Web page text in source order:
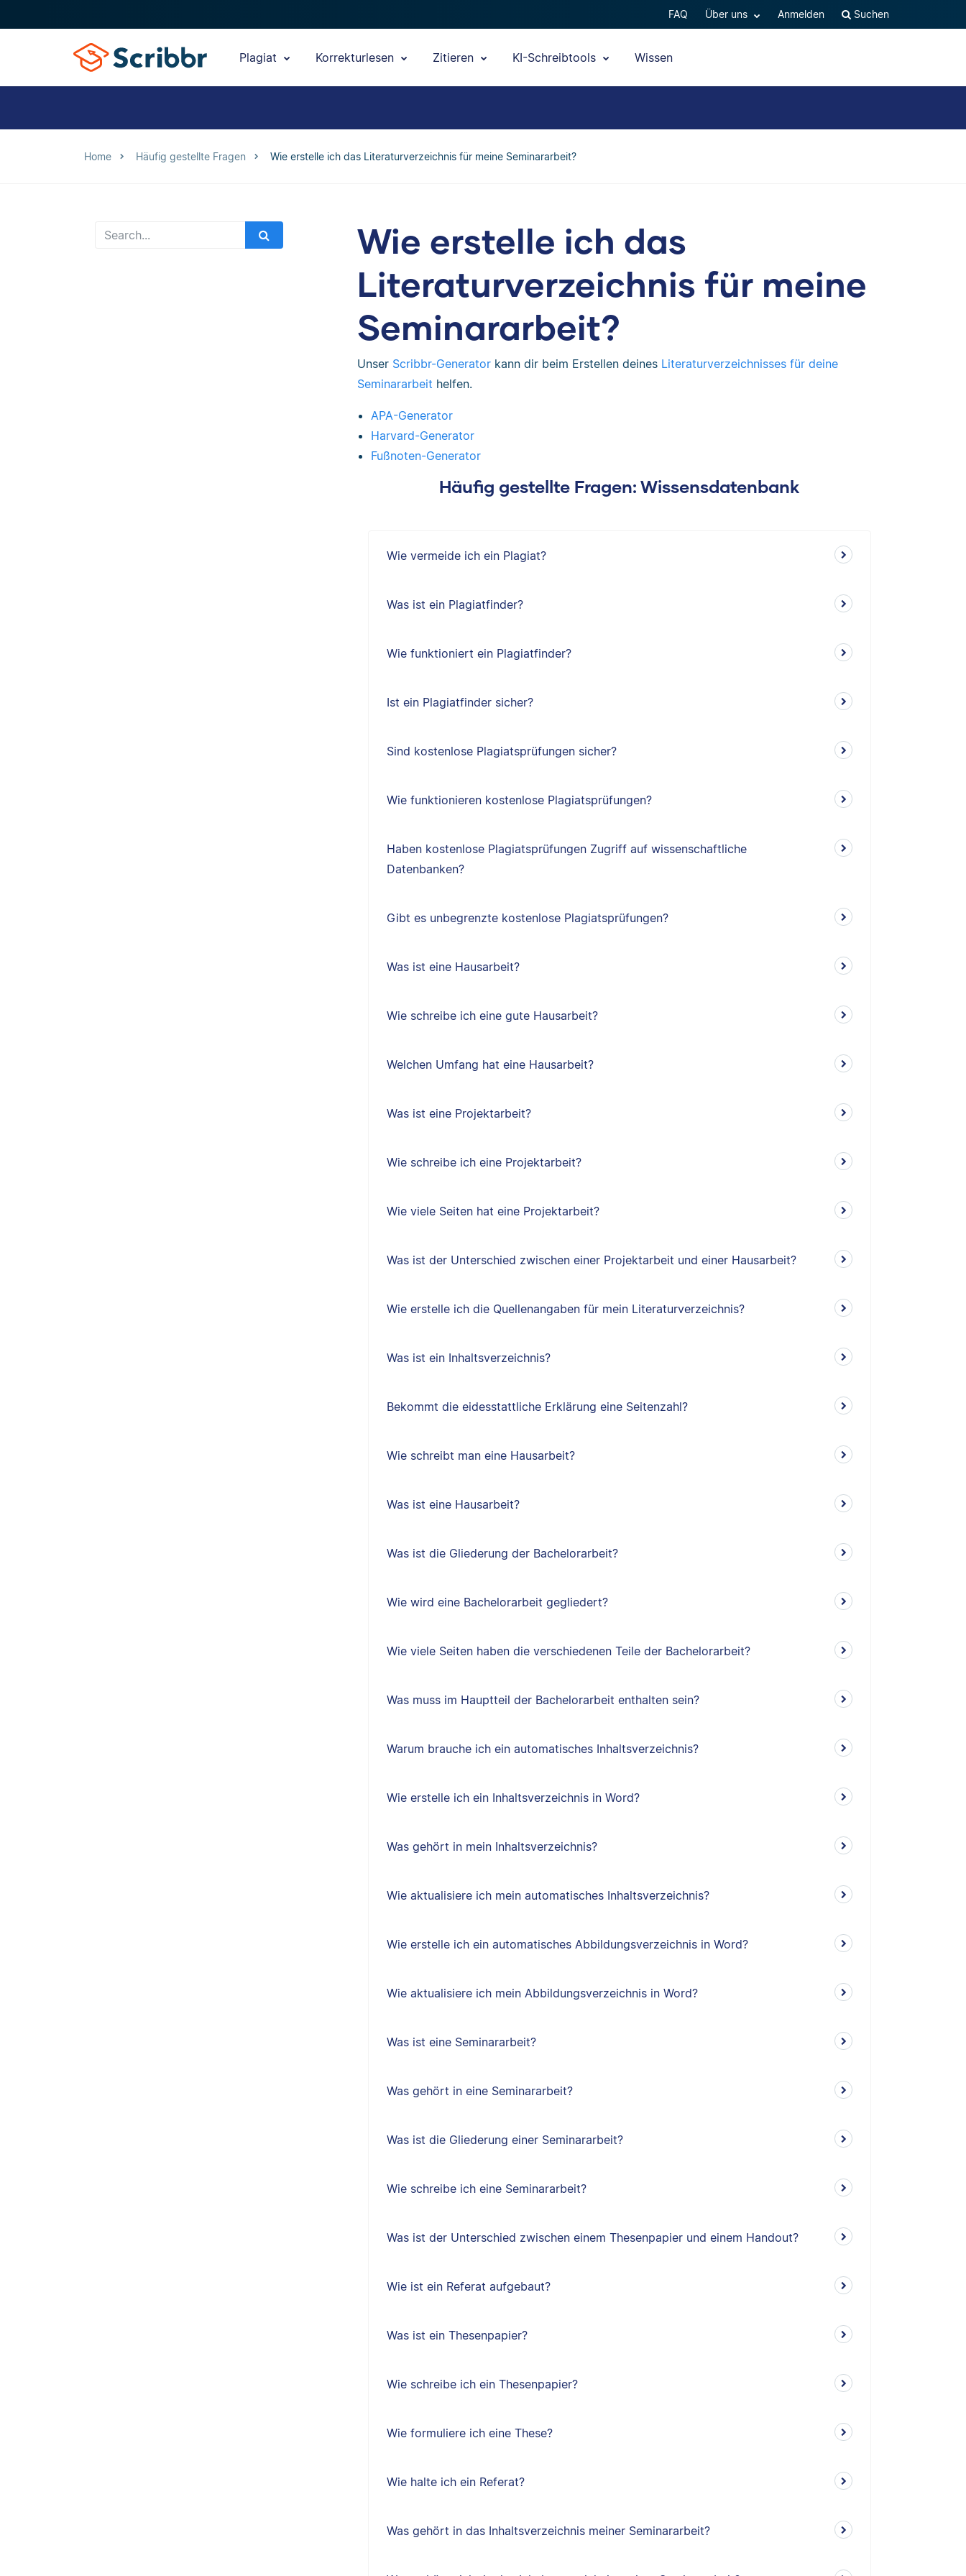
FAQ Über uns Anmelden Suchen
Plagiat Korrekturlesen Zitieren KI-Schreibtools Wissen
Home Häufig gestellte Fragen Wie erstelle ich das Literaturverzeichnis für meine Seminararbeit?
Wie erstelle ich das
Literaturverzeichnis für meine
Seminararbeit?
Unser Scribbr-Generatorkann dir beim Erstellen deines Literaturverzeichnisses für deine
Seminararbeit helfen.
APA-Generator
Harvard-Generator
Fußnoten-Generator
Häufig gestellte Fragen: Wissensdatenbank
Wie vermeide ich ein Plagiat?
Was ist ein Plagiatfinder?
Wie funktioniert ein Plagiatfinder?
Ist ein Plagiatfinder sicher?
Sind kostenlose Plagiatsprüfungen sicher?
Wie funktionieren kostenlose Plagiatsprüfungen?
Haben kostenlose Plagiatsprüfungen Zugriff auf wissenschaftliche
Datenbanken?
Gibt es unbegrenzte kostenlose Plagiatsprüfungen?
Was ist eine Hausarbeit?
Wie schreibe ich eine gute Hausarbeit?
Welchen Umfang hat eine Hausarbeit?
Was ist eine Projektarbeit?
Wie schreibe ich eine Projektarbeit?
Wie viele Seiten hat eine Projektarbeit?
Was ist der Unterschied zwischen einer Projektarbeit und einer Hausarbeit?
Wie erstelle ich die Quellenangaben für mein Literaturverzeichnis?
Was ist ein Inhaltsverzeichnis?
Bekommt die eidesstattliche Erklärung eine Seitenzahl?
Wie schreibt man eine Hausarbeit?
Was ist eine Hausarbeit?
Was ist die Gliederung der Bachelorarbeit?
Wie wird eine Bachelorarbeit gegliedert?
Wie viele Seiten haben die verschiedenen Teile der Bachelorarbeit?
Was muss im Hauptteil der Bachelorarbeit enthalten sein?
Warum brauche ich ein automatisches Inhaltsverzeichnis?
Wie erstelle ich ein Inhaltsverzeichnis in Word?
Was gehört in mein Inhaltsverzeichnis?
Wie aktualisiere ich mein automatisches Inhaltsverzeichnis?
Wie erstelle ich ein automatisches Abbildungsverzeichnis in Word?
Wie aktualisiere ich mein Abbildungsverzeichnis in Word?
Was ist eine Seminararbeit?
Was gehört in eine Seminararbeit?
Was ist die Gliederung einer Seminararbeit?
Wie schreibe ich eine Seminararbeit?
Was ist der Unterschied zwischen einem Thesenpapier und einem Handout?
Wie ist ein Referat aufgebaut?
Was ist ein Thesenpapier?
Wie schreibe ich ein Thesenpapier?
Wie formuliere ich eine These?
Wie halte ich ein Referat?
Was gehört in das Inhaltsverzeichnis meiner Seminararbeit?